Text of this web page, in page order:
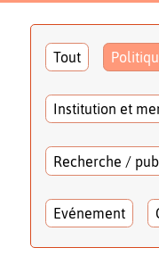
Tout
Institution et
Recherche /
Evénement